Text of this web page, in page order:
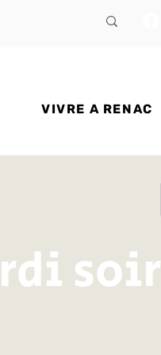
VIVRE A RENAC
soir